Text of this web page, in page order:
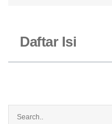
Daftar Isi